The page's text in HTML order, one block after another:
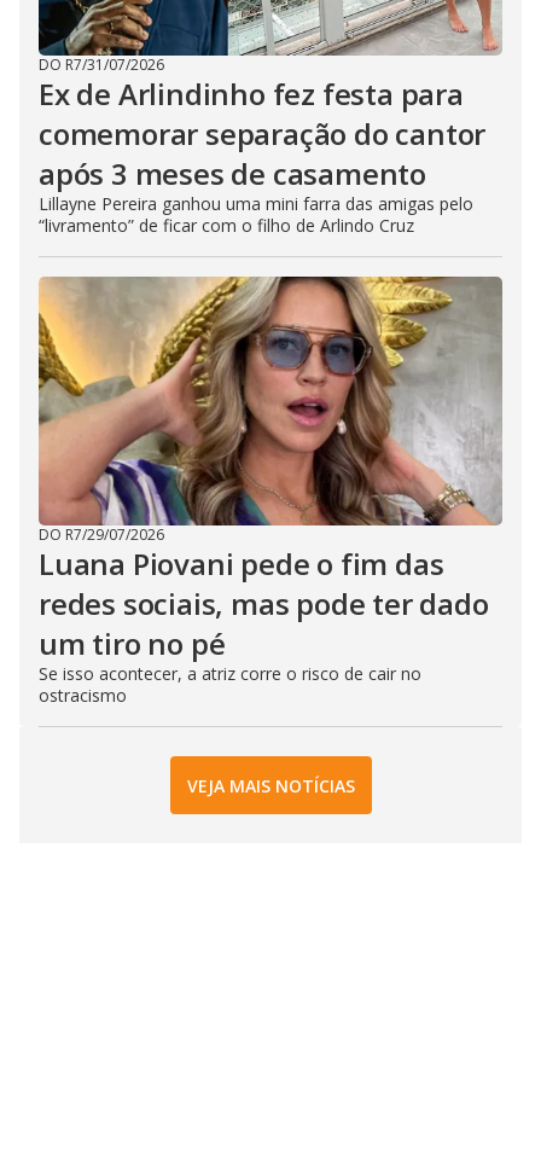
DO R7/31/07/2026
Ex de Arlindinho fez festa para
comemorar separação do cantor
após 3 meses de casamento
Lillayne Pereira ganhou uma mini farra das amigas pelo
“livramento” de ficar com o filho de Arlindo Cruz
DO R7/29/07/2026
Luana Piovani pede o fim das
redes sociais, mas pode ter dado
um tiro no pé
Se isso acontecer, a atriz corre o risco de cair no
ostracismo
VEJA MAIS NOTÍCIAS